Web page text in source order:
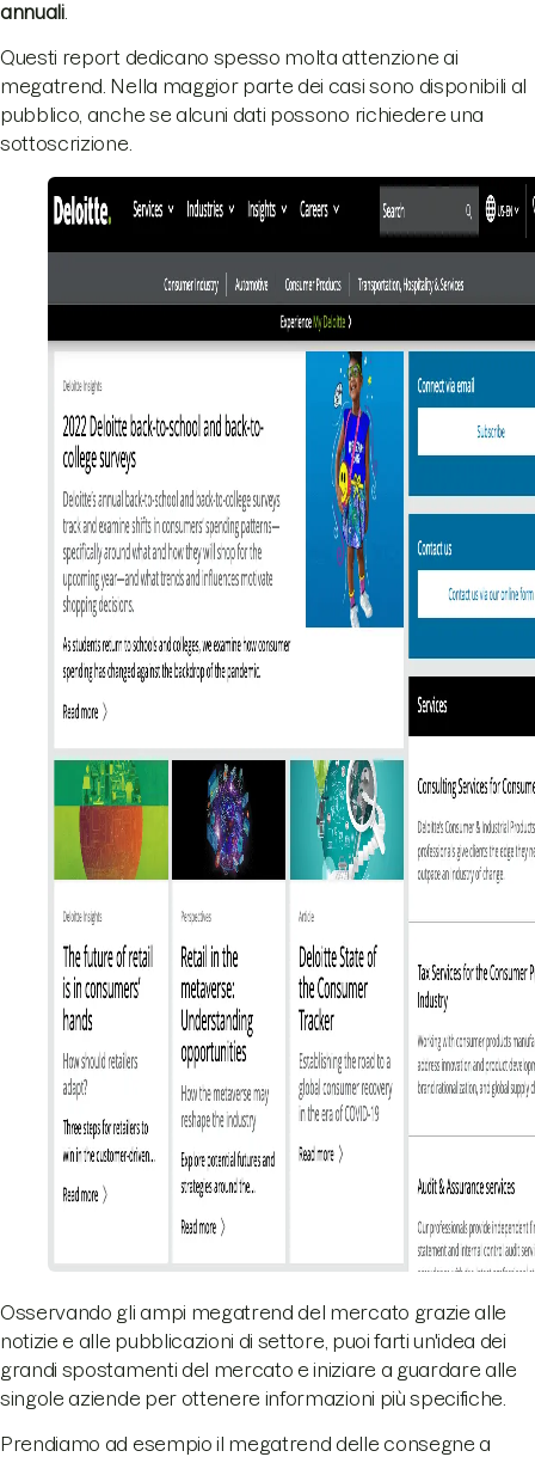
annuali.
Questi report dedicano spesso molta attenzione ai
megatrend. Nella maggior parte dei casi sono disponibili al
pubblico, anche se alcuni dati possono richiedere una
sottoscrizione.
Osservando gli ampi megatrend del mercato grazie alle
notizie e alle pubblicazioni di settore, puoi farti un'idea dei
grandi spostamenti del mercato e iniziare a guardare alle
singole aziende per ottenere informazioni più specifiche.
Prendiamo ad esempio il megatrend delle consegne a